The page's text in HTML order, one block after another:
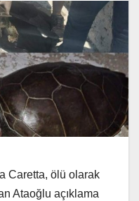
Caretta, ölü olarak
Ataoğlu açıklama